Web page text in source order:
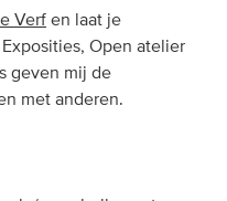
Verf en laat je
Exposities, Open atelier
geven mij de
met anderen.